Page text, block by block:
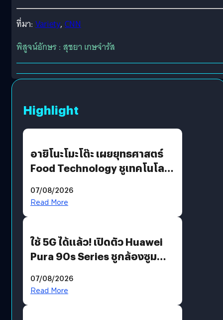
ที่มา: Variety, CNN
พิสูจน์อักษร : สุชยา เกษจำรัส
Highlight
อายิโนะโมะโต๊ะ เผยยุทธศาสตร์
Food Technology ชูเทคโนโลยี
บริโภคและ B2B
07/08/2026
Read More
ใช้ 5G ได้แล้ว! เปิดตัว Huawei
Pura 90s Series ชูกล้องซูม
07/08/2026
Read More